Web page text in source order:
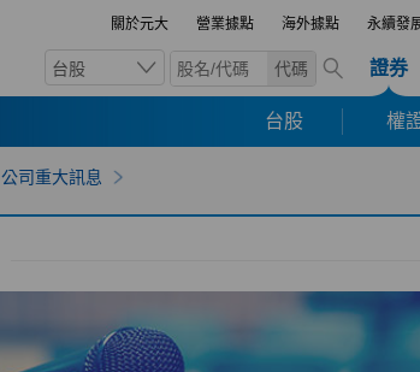
關於元大 營業據點 海外據點 永續發
台股 代碼 證券
台股 權
公司重大訊息